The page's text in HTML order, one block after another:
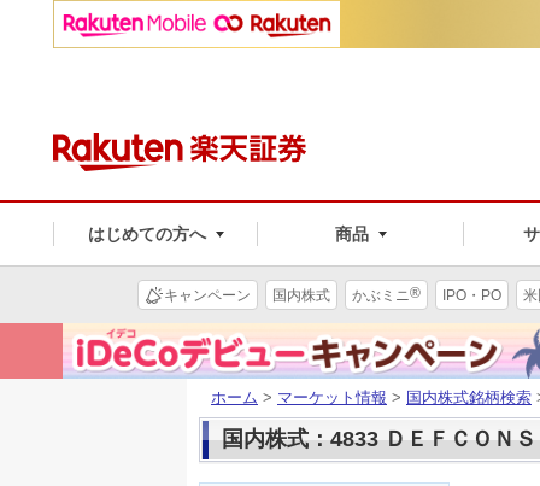
はじめての方へ 商品
キャンペーン 国内株式 かぶミニ® IPO・PO
ホーム > マーケット情報 > 国内株式銘柄検索
国内株式：4833 ＤＥＦＣＯＮ